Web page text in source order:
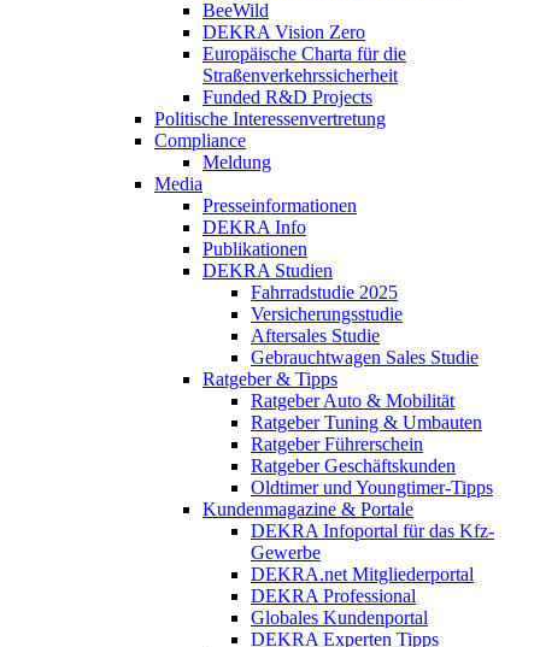
BeeWild
DEKRA Vision Zero
Europäische Charta für die
Straßenverkehrssicherheit
Funded R&D Projects
Politische Interessenvertretung
Compliance
Meldung
Media
Presseinformationen
DEKRA Info
Publikationen
DEKRA Studien
Fahrradstudie 2025
Versicherungsstudie
Aftersales Studie
Gebrauchtwagen Sales Studie
Ratgeber & Tipps
Ratgeber Auto & Mobilität
Ratgeber Tuning & Umbauten
Ratgeber Führerschein
Ratgeber Geschäftskunden
Oldtimer und Youngtimer-Tipps
Kundenmagazine & Portale
DEKRA Infoportal für das Kfz-
Gewerbe
DEKRA.net Mitgliederportal
DEKRA Professional
Globales Kundenportal
DEKRA Experten Tipps